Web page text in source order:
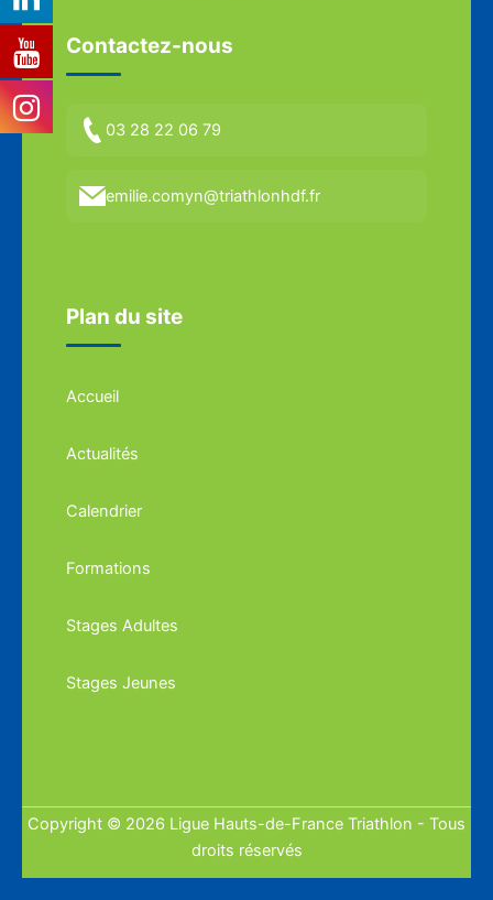
Contactez-nous
03 28 22 06 79
emilie.comyn@triathlonhdf.fr
Plan du site
Accueil
Actualités
Calendrier
Formations
Stages Adultes
Stages Jeunes
Copyright © 2026 Ligue Hauts-de-France Triathlon - Tous
droits réservés